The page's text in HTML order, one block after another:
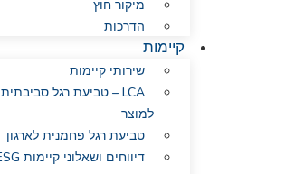
מיקור חוץ
הדרכות
קיימות
שירותי קיימות
LCA – טביעת רגל סביבתית
למוצר
טביעת רגל פחמנית לארגון
דיווחים ושאלוני קיימות ESG